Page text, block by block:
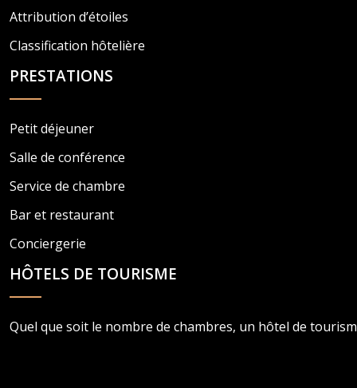
Attribution d’étoiles
Classification hôtelière
PRESTATIONS
Petit déjeuner
Salle de conférence
Service de chambre
Bar et restaurant
Conciergerie
HÔTELS DE TOURISME
Quel que soit le nombre de chambres, un hôtel de